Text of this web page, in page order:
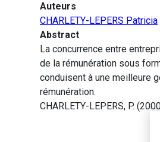
Auteurs
CHARLETY-LEPERS Patricia
Abstract
La concurrence entre
de la rémunération sous
conduisent à une meilleure
rémunération.
CHARLETY-LEPERS, P.